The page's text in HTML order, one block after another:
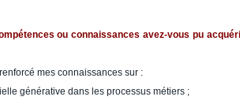
ou connaissances avez-vous pu
mes connaissances sur :
générative dans les processus métiers ;